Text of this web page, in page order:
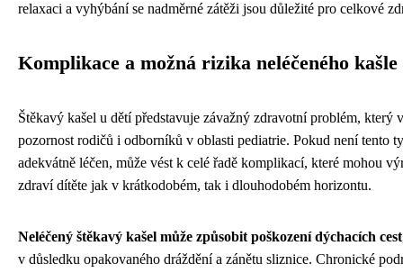
relaxaci a vyhýbání se nadměrné zátěži jsou důležité pro celkové
Komplikace a možná rizika neléčeného kašle
Štěkavý kašel u dětí představuje závažný zdravotní problém, který
pozornost rodičů i odborníků v oblasti pediatrie. Pokud není tento
adekvátně léčen, může vést k celé řadě komplikací, které mohou
zdraví dítěte jak v krátkodobém, tak i dlouhodobém horizontu.
Neléčený štěkavý kašel může způsobit poškození dýchacích cest
v důsledku opakovaného dráždění a zánětu sliznice. Chronické